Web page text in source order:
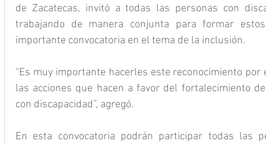
de Zacatecas, invitó a todas las personas con
trabajando de manera conjunta para formar
importante convocatoria en el tema de la inclusión.
“Es muy importante hacerles este reconocimiento
las acciones que hacen a favor del fortalecimiento
con discapacidad”, agregó.
En esta convocatoria podrán participar todas las